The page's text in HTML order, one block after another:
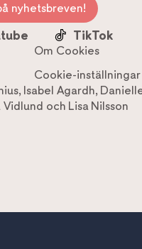
nyhetsbreven!
TikTok
Om Cookies
Cookie-inställningar
, Isabel Agardh,
Vidlund och Lisa Nilsson